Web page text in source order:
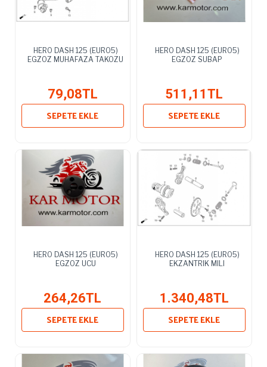
HERO DASH 125 (EURO5)
EGZOZ MUHAFAZA TAKOZU
79,08TL
SEPETE EKLE
HERO DASH 125 (EURO5)
EGZOZ SUBAP
511,11TL
SEPETE EKLE
HERO DASH 125 (EURO5)
EGZOZ UCU
264,26TL
SEPETE EKLE
HERO DASH 125 (EURO5)
EKZANTRIK MILI
1.340,48TL
SEPETE EKLE